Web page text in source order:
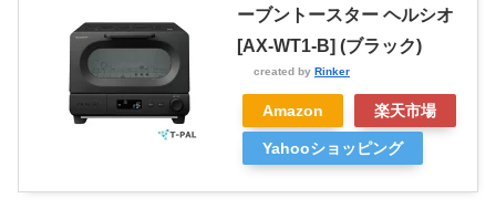
ーブントースター ヘルシオ
[AX-WT1-B] (ブラック)
created by Rinker
Amazon 楽天市場
Yahooショッピング